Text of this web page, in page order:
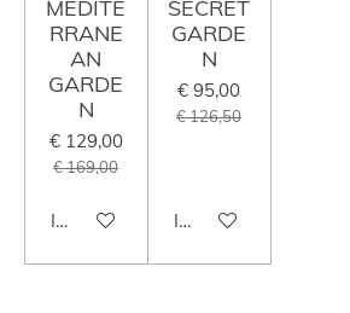
MEDITE
RRANE
AN
GARDE
N
€ 129,00
€ 169,00
In winkelwagen
SECRET
GARDE
N
€ 95,00
€ 126,50
In winkelwagen